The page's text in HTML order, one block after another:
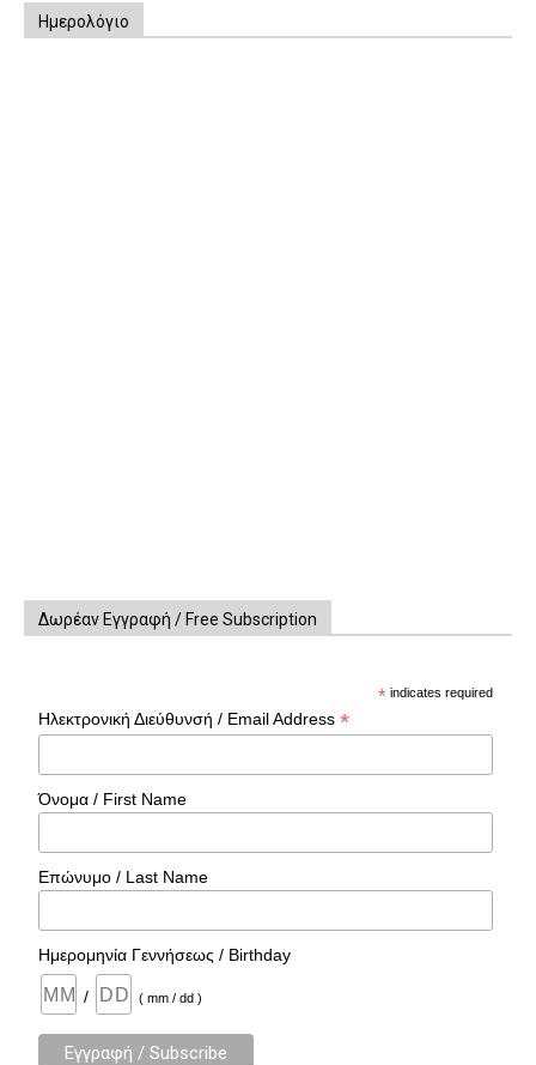
Ημερολόγιο
Δωρέαν Εγγραφή / Free Subscription
* indicates required
Ηλεκτρονική Διεύθυνσή / Email Address*
Όνομα / First Name
Επώνυμο / Last Name
Ημερομηνία Γεννήσεως / Birthday
/ ( mm / dd )